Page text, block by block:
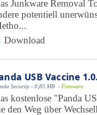
Junkware Removal
potentiell
Download
USB Vaccine
Security - 0,85 MB - Freeware
kostenlose "Panda
den Weg über